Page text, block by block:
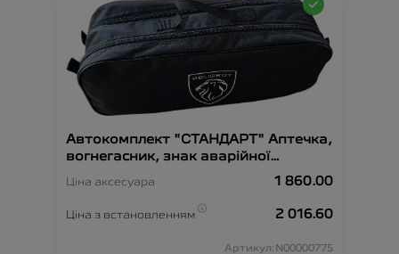
Автокомплект "СТАНДАРТ" Аптечка,
вогнегасник, знак аварійної
органайзер, трос-буксир, жилет
безпеки.
Ціна аксесуара 1 860.00
Ціна з встановленням 2 016.60
Артикул:N00000775